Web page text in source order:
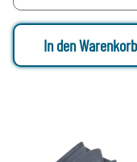
In den Warenkorb